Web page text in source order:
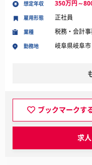
想定年収 350万円～
業種 税務・会計
勤務地 岐阜県岐阜市
雇用形態 正社員
ブックマークす
求